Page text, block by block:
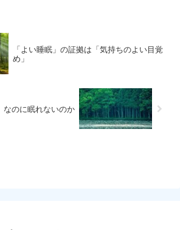
「よい睡眠」の証拠は「気持ちのよい目覚
め」
なのに眠れないのか